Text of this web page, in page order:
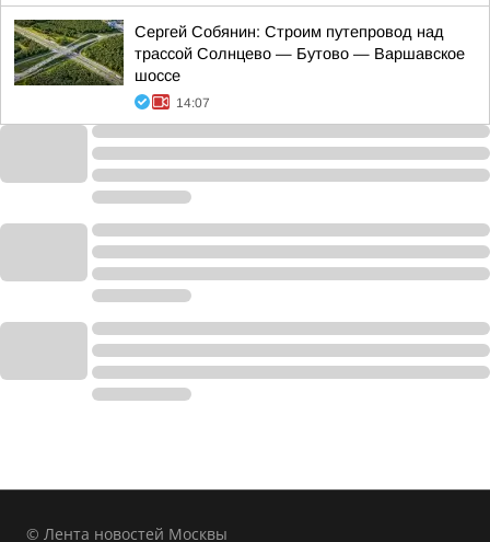
Сергей Собянин: Строим путепровод над
трассой Солнцево — Бутово — Варшавское
шоссе
14:07
© Лента новостей Москвы